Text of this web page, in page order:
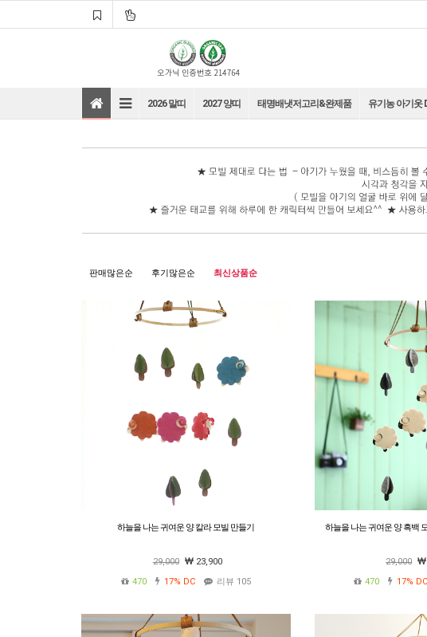
2026 말띠 2027 양띠 태명배냇저고리&완제품 유기농 아기옷
판매많은순 후기많은순 최신상품순
하늘을 나는 귀여운 양 칼라 모빌 만들기
29,000
23,900
470
17% DC 리뷰 105
하늘을 나는 귀여운 양 흑백
29,000
470
17% DC